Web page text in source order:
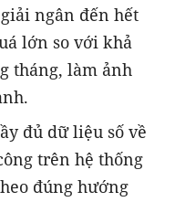
ngân đến hết
lớn so với khả
tháng, làm ảnh
đủ dữ liệu số về
trên hệ thống
đúng hướng